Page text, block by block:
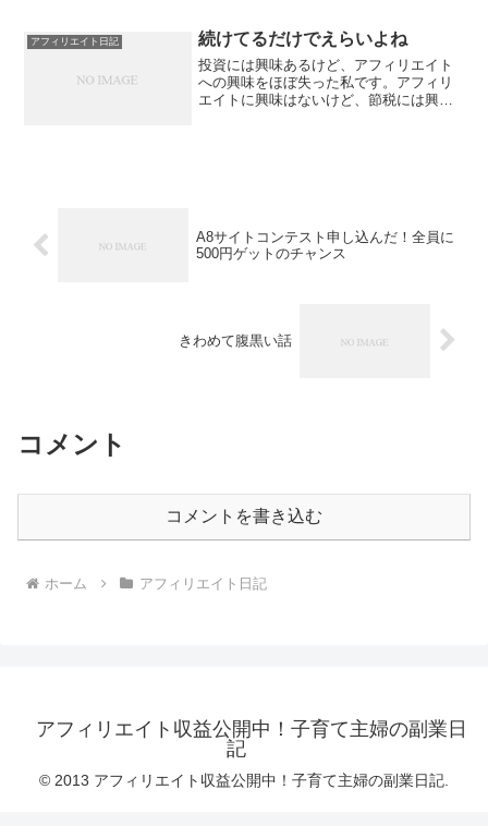
な、たいへん筋の悪い帳簿です。さて、
そんなインチキ感満載のま...
アフィリエイト日記 続けてるだけでえらいよね
投資には興味あるけど、アフィリエイト
への興味をほぼ失った私です。アフィリ
エイトに興味はないけど、節税には興味
A8サイトコンテスト申し込んだ！全員に
500円ゲットのチャンス
きわめて腹黒い話
コメント
コメントを書き込む
ホーム アフィリエイト日記
アフィリエイト収益公開中！子育て主婦の副業日
記
© 2013 アフィリエイト収益公開中！子育て主婦の副業日記.